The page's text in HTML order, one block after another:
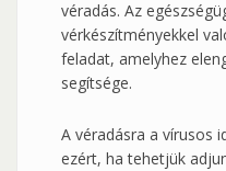
véradás. Az
vérkészítményekkel
feladat, amelyhez
segítsége.
A véradásra a vírusos
ezért, ha tehetjük